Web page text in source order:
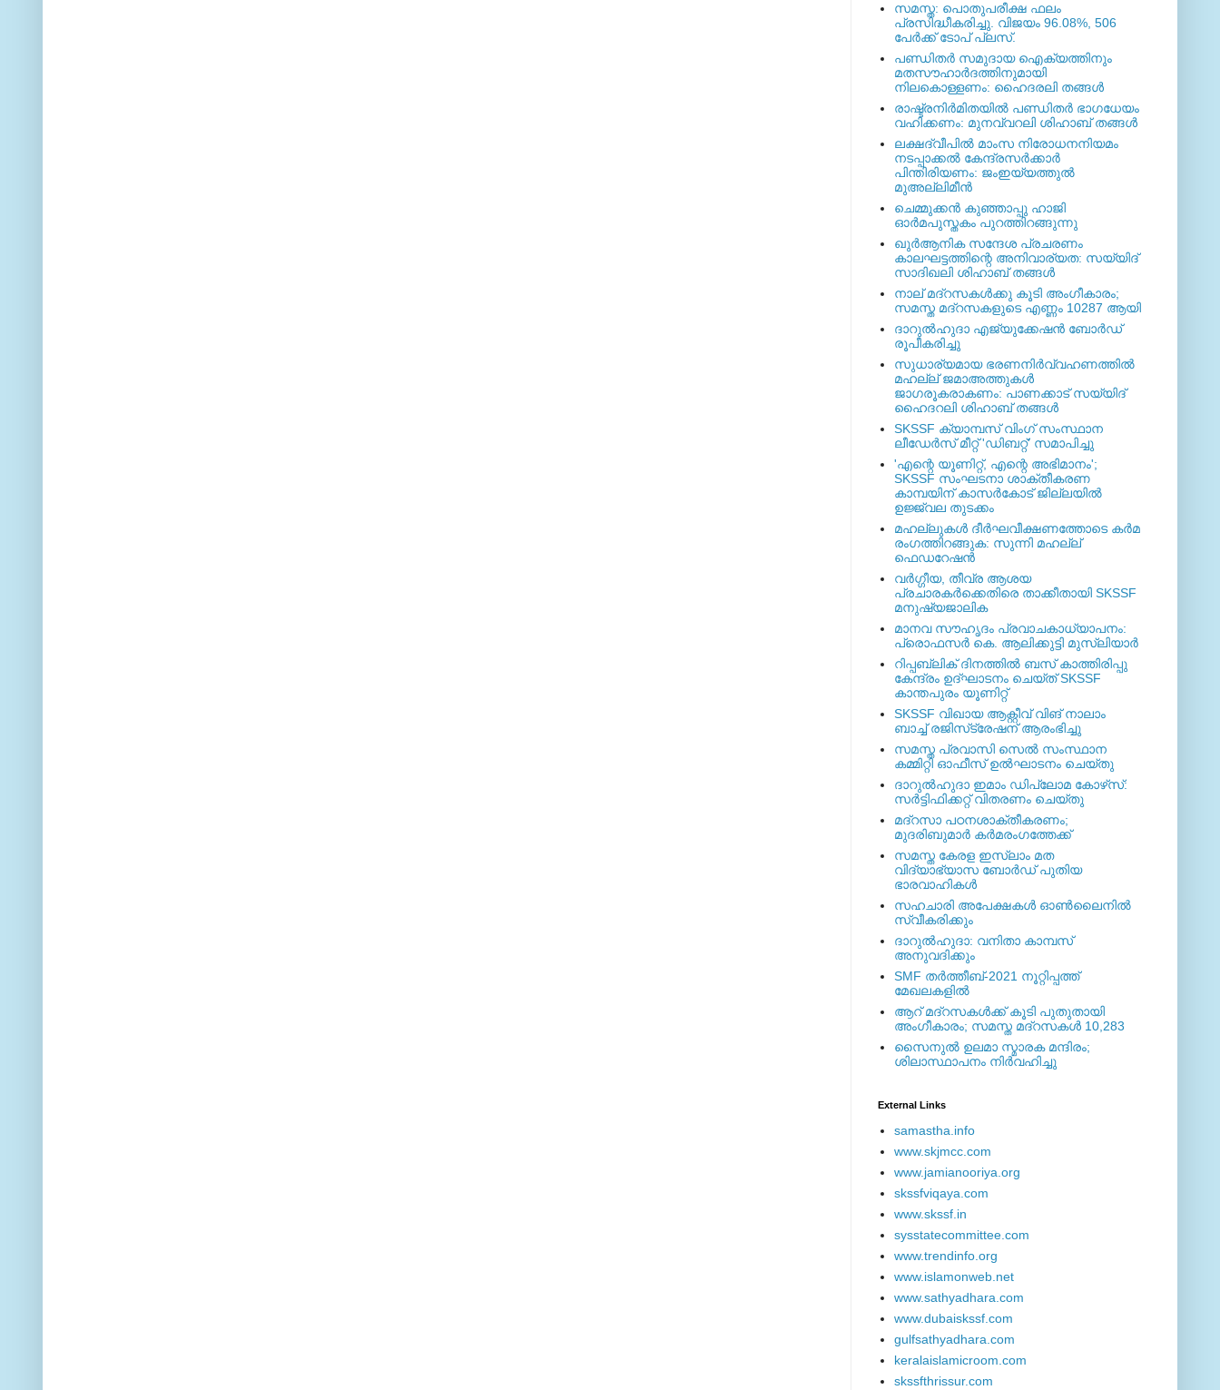
സമസ്ത: പൊതുപരീക്ഷ ഫലം
പ്രസിദ്ധീകരിച്ചു. വിജയം 96.08%, 506
പേര്‍ക്ക് ടോപ് പ്ലസ്.
പണ്ഡിതര്‍ സമുദായ ഐക്യത്തിനും
മതസൗഹാര്‍ദത്തിനുമായി
നിലകൊള്ളണം: ഹൈദരലി തങ്ങള്‍
രാഷ്ട്രനിര്‍മിതയില്‍ പണ്ഡിതര്‍ ഭാഗധേയം
വഹിക്കണം: മുനവ്വറലി ശിഹാബ് തങ്ങള്‍
ലക്ഷദ്വീപില്‍ മാംസ നിരോധനനിയമം
നടപ്പാക്കല്‍ കേന്ദ്രസര്‍ക്കാര്‍
പിന്തിരിയണം: ജംഇയ്യത്തുല്‍
മുഅല്ലിമീന്‍
ചെമ്മുക്കന്‍ കുഞ്ഞാപ്പു ഹാജി
ഓര്‍മപുസ്തകം പുറത്തിറങ്ങുന്നു
ഖുര്‍ആനിക സന്ദേശ പ്രചരണം
കാലഘട്ടത്തിന്റെ അനിവാര്യത: സയ്യിദ്
സാദിഖലി ശിഹാബ് തങ്ങള്‍
നാല് മദ്‌റസകള്‍ക്കു കൂടി അംഗീകാരം;
സമസ്ത മദ്‌റസകളുടെ എണ്ണം 10287 ആയി
ദാറുല്‍ഹുദാ എജ്യുക്കേഷന്‍ ബോര്‍ഡ്
രൂപീകരിച്ചു
സുധാര്യമായ ഭരണനിര്‍വ്വഹണത്തില്‍
മഹല്ല് ജമാഅത്തുകള്‍
ജാഗരൂകരാകണം: പാണക്കാട് സയ്യിദ്
ഹൈദറലി ശിഹാബ് തങ്ങള്‍
SKSSF ക്യാമ്പസ് വിംഗ് സംസ്ഥാന
ലീഡേർസ് മീറ്റ് 'ഡിബറ്റ്' സമാപിച്ചു
'എന്റെ യൂണിറ്റ്, എന്റെ അഭിമാനം';
SKSSF സംഘടനാ ശാക്തീകരണ
കാമ്പയിന് കാസര്‍കോട് ജില്ലയില്‍
ഉജ്ജ്വല തുടക്കം
മഹല്ലുകള്‍ ദീര്‍ഘവീക്ഷണത്തോടെ കര്‍മ
രംഗത്തിറങ്ങുക: സുന്നി മഹല്ല്
ഫെഡറേഷന്‍
വര്‍ഗ്ഗീയ, തീവ്ര ആശയ
പ്രചാരകര്‍ക്കെതിരെ താക്കീതായി SKSSF
മനുഷ്യജാലിക
മാനവ സൗഹൃദം പ്രവാചകാധ്യാപനം:
പ്രൊഫസർ കെ. ആലിക്കുട്ടി മുസ്ലിയാർ
റിപ്പബ്ലിക് ദിനത്തില്‍ ബസ് കാത്തിരിപ്പു
കേന്ദ്രം ഉദ്ഘാടനം ചെയ്ത്‌ SKSSF
കാന്തപുരം യൂണിറ്റ്
SKSSF വിഖായ ആക്റ്റീവ് വിങ് നാലാം
ബാച്ച് രജിസ്‌ട്രേഷന് ആരംഭിച്ചു
സമസ്ത പ്രവാസി സെല്‍ സംസ്ഥാന
കമ്മിറ്റി ഓഫീസ് ഉല്‍ഘാടനം ചെയ്തു
ദാറുല്‍ഹുദാ ഇമാം ഡിപ്ലോമ കോഴ്‌സ്:
സര്‍ട്ടിഫിക്കറ്റ് വിതരണം ചെയ്തു
മദ്‌റസാ പഠനശാക്തീകരണം;
മുദരിബുമാര്‍ കര്‍മരംഗത്തേക്ക്
സമസ്ത കേരള ഇസ്ലാം മത
വിദ്യാഭ്യാസ ബോര്‍ഡ് പുതിയ
ഭാരവാഹികള്‍
സഹചാരി അപേക്ഷകൾ ഓൺലൈനിൽ
സ്വീകരിക്കും
ദാറുല്‍ഹുദാ: വനിതാ കാമ്പസ്
അനുവദിക്കും
SMF തര്‍ത്തീബ്-2021 നൂറ്റിപ്പത്ത്
മേഖലകളില്‍
ആറ് മദ്റസകള്‍ക്ക് കൂടി പുതുതായി
അംഗീകാരം; സമസ്ത മദ്റസകള്‍ 10,283
സൈനുല്‍ ഉലമാ സ്മാരക മന്ദിരം;
ശിലാസ്ഥാപനം നിര്‍വഹിച്ചു
External ‎Links
samastha.info
www.skjmcc.com
www.jamianooriya.org
skssfviqaya.com
www.skssf.in
sysstatecommittee.com
www.trendinfo.org
www.islamonweb.net
www.sathyadhara.com
www.dubaiskssf.com
gulfsathyadhara.com
keralaislamicroom.com
skssfthrissur.com